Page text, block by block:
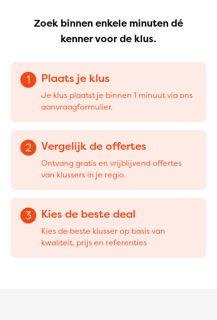
Zoek binnen enkele minuten dé
kenner voor de klus.
1 Plaats je klus
Je klus plaatst je binnen 1 minuut via ons
aanvraagformulier.
2 Vergelijk de offertes
Ontvang gratis en vrijblijvend offertes
van klussers in je regio.
3 Kies de beste deal
Kies de beste klusser op basis van
kwaliteit, prijs en referenties